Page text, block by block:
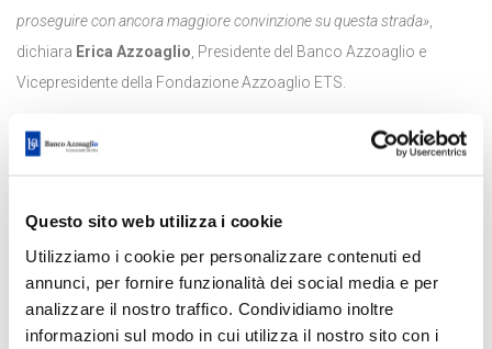
Questo sito web utilizza i cookie
Utilizziamo i cookie per personalizzare contenuti ed
annunci, per fornire funzionalità dei social media e per
analizzare il nostro traffico. Condividiamo inoltre
informazioni sul modo in cui utilizza il nostro sito con i
proseguire con ancora maggiore convinzione su questa strada»
dichiara Erica Azzoaglio , Presidente del Banco Azzoaglio e
Vicepresidente della Fondazione Azzoaglio ETS.
Il progetto è nato con l’obiettivo di promuovere una
consapevolezza identitaria e relazionale – spiega
Direttrice della Fondazione Azzoaglio e responsabile del progetto
“Raccontare per Includere” –. Dal punto di vista pedagogico, questi
percorsi favoriscono processi di apprendimento trasformativo, lo